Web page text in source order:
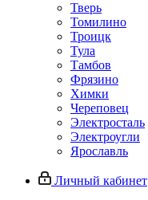
Тверь
Томилино
Троицк
Тула
Тамбов
Фрязино
Химки
Череповец
Электросталь
Электроугли
Ярославль
Личный кабинет